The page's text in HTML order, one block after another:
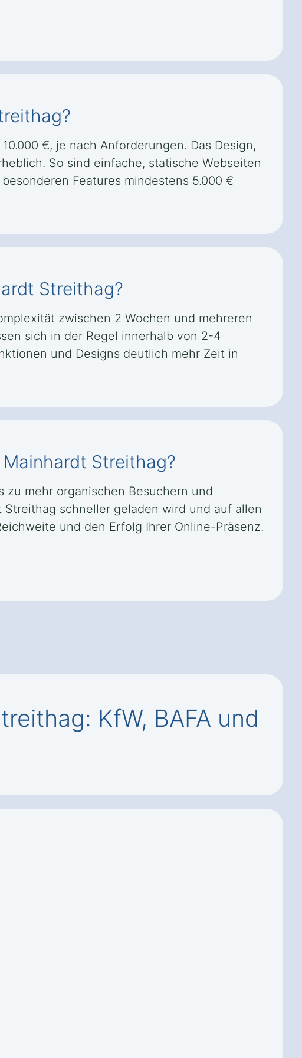
€, je nach Anforderungen. Das Design,
So sind einfache, statische Webseiten
Features mindestens 5.000 €
Streithag?
zwischen 2 Wochen und mehreren
sich in der Regel innerhalb von 2-4
und Designs deutlich mehr Zeit in
Streithag?
zu mehr organischen Besuchern und
schneller geladen wird und auf allen
und den Erfolg Ihrer Online-Präsenz.
KfW, BAFA und